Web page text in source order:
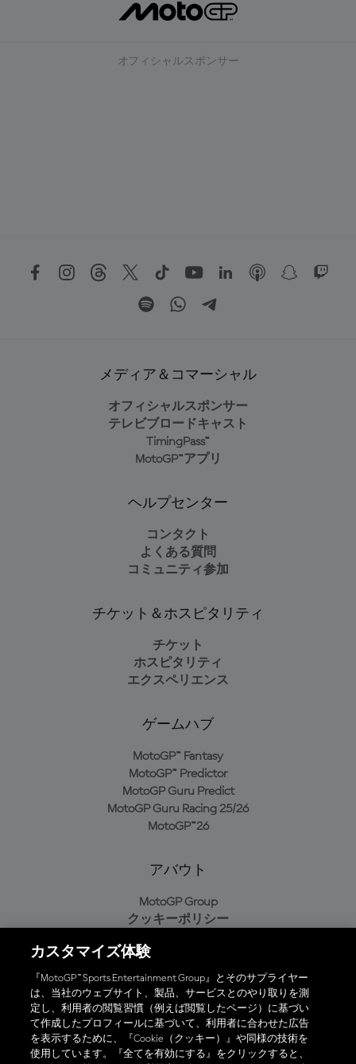
オフィシャルスポンサー
メディア＆コマーシャル
オフィシャルスポンサー
テレビブロードキャスト
TimingPass™
MotoGP™アプリ
ヘルプセンター
コンタクト
よくある質問
コミュニティ参加
チケット＆ホスピタリティ
チケット
ホスピタリティ
エクスペリエンス
ゲームハブ
MotoGP™ Fantasy
MotoGP™ Predictor
MotoGP Guru Predict
MotoGP Guru Racing 25/26
MotoGP™26
アバウト
MotoGP Group
クッキーポリシー
プライバシーポリシー
購入ポリシー
オフィシャルアプリ
カスタマイズ体験
『MotoGP™ Sports Entertainment Group』とそのサプライヤー
は、当社のウェブサイト、製品、サービスとのやり取りを測
定し、利用者の閲覧習慣（例えば閲覧したページ）に基づい
て作成したプロフィールに基づいて、利用者に合わせた広告
を表示するために、『Cookie（クッキー）』や同様の技術を
使用しています。『全てを有効にする』をクリックすると、